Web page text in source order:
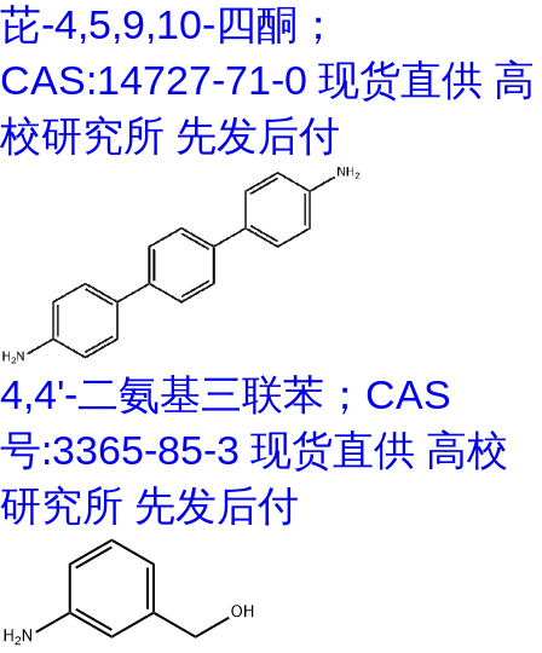
芘-4,5,9,10-四酮；
CAS:14727-71-0 现货直供 高
校研究所 先发后付
4,4'-二氨基三联苯；CAS
号:3365-85-3 现货直供 高校
研究所 先发后付